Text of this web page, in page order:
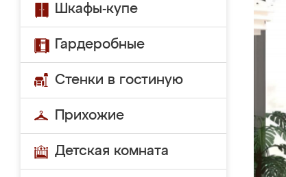
Шкафы-купе
Гардеробные
Стенки в гостиную
Прихожие
Детская комната